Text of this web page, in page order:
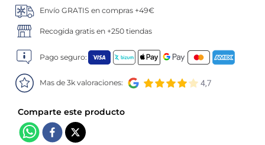
Envío GRATIS en compras +49€
Recogida gratis en +250 tiendas
Pago seguro:
Mas de 3k valoraciones:
. gambon
9. listísimos
10. pollo